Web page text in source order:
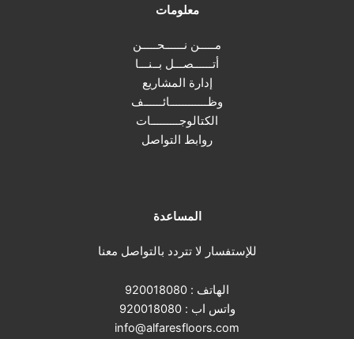
معلومات
مـــــن نــــــحـــــن
أتــــــصـــل بــنـــا
إدارة المشاريع
وظــــــــــــائــــــف
الكتالوجـــــــــات
روابط التواصل
المساعدة
للإستفسار لا تتردد بالتواصل معنا
الهاتف : 920018080
واتس اب :920018080
info@alfaresfloors.com